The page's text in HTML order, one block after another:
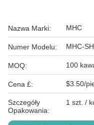
Nazwa Marki: MHC
Numer Modelu: MHC-
MOQ: 100
Cena £: $3.50/
Szczegóły
Opakowania:
1 szt. /